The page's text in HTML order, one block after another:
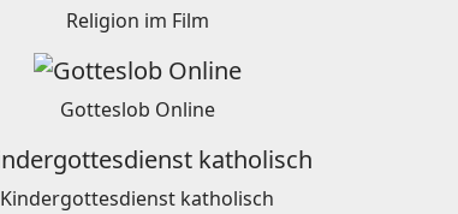
Religion im Film
Gotteslob Online
Kindergottesdienst katholisch